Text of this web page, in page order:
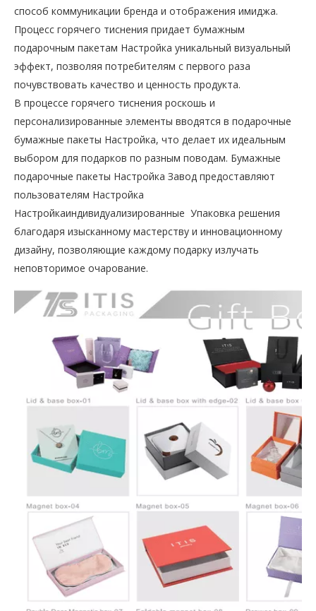
способ коммуникации бренда и отображения имиджа.
Процесс горячего тиснения придает бумажным
подарочным пакетам Настройка уникальный визуальный
эффект, позволяя потребителям с первого раза
почувствовать качество и ценность продукта.
В процессе горячего тиснения роскошь и
персонализированные элементы вводятся в подарочные
бумажные пакеты Настройка, что делает их идеальным
выбором для подарков по разным поводам. Бумажные
подарочные пакеты Настройка Завод предоставляют
пользователям Настройка
Настройкаиндивидуализированные Упаковка решения
благодаря изысканному мастерству и инновационному
дизайну, позволяющие каждому подарку излучать
неповторимое очарование.